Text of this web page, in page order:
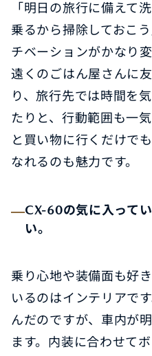
「明日の旅行に備えて
乗るから掃除しておこ
チベーションがかなり
遠くのごはん屋さんに
り、旅行先では時間を
たりと、行動範囲も一
と買い物に行くだけで
なれるのも魅力です。
CX-60の気に入って
い。
乗り心地や装備面も好
いるのはインテリアで
んだのですが、車内が
ます。内装に合わせて